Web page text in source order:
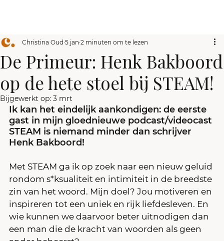
De Primeur: Henk Bakboord
op de hete stoel bij STEAM!
Christina Oud 5 jan 2 minuten om te lezen
Bijgewerkt op: 3 mrt
Ik kan het eindelijk aankondigen: de eerste
gast in mijn gloednieuwe podcast/videocast
STEAM is niemand minder dan schrijver
Henk Bakboord!
Met STEAM ga ik op zoek naar een nieuw geluid
rondom s*ksualiteit en intimiteit in de breedste
zin van het woord. Mijn doel? Jou motiveren en
inspireren tot een uniek en rijk liefdesleven. En
wie kunnen we daarvoor beter uitnodigen dan
een man die de kracht van woorden als geen